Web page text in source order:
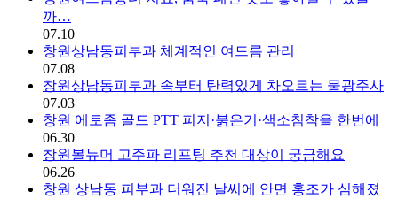
까…
07.10
창원상남동피부과 체계적인 여드름 관리
07.08
창원상남동피부과 속부터 탄력있게 차오르는 물광주사
07.03
창원 에토좀 골드 PTT 피지·붉은기·색소침착을 한번에
06.30
창원볼뉴머 고주파 리프팅 추천 대상이 궁금해요
06.26
창원 상남동 피부과 더워진 날씨에 안면 홍조가 심해졌